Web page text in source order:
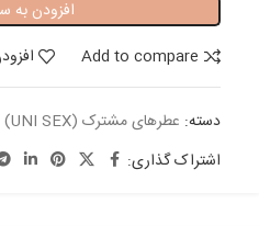
افزودن به
Add to compare
دسته: عطرهای مشترک (UNI SEX)
اشتراک گذاری: